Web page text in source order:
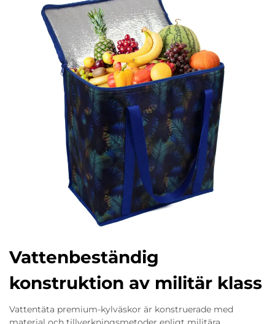
Vattenbeständig
konstruktion av militär klass
Vattentäta premium-kylväskor är konstruerade med